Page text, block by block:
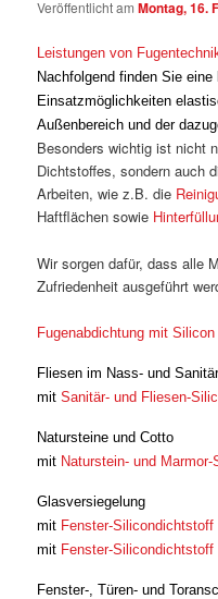
Veröffentlicht amMontag, 16.
Leistungen von
Nachfolgend finden Sie
Einsatzmöglichkeiten
Außenbereich und der
Besonders wichtig ist nicht
Dichtstoffes, sondern auch
Arbeiten, wie z.B. die
Haftflächen sowie
Wir sorgen dafür, dass alle
Zufriedenheit ausgeführt
Fugenabdichtung mit Silicon
Fliesen im Nass- und
mitSanitär- und Fliesen-
Natursteine und Cotto
mit Naturstein- und
Glasversiegelung
mit Fenster-Silicondichtstoff
mit Fenster-Silicondichtstoff
Fenster-, Türen- und